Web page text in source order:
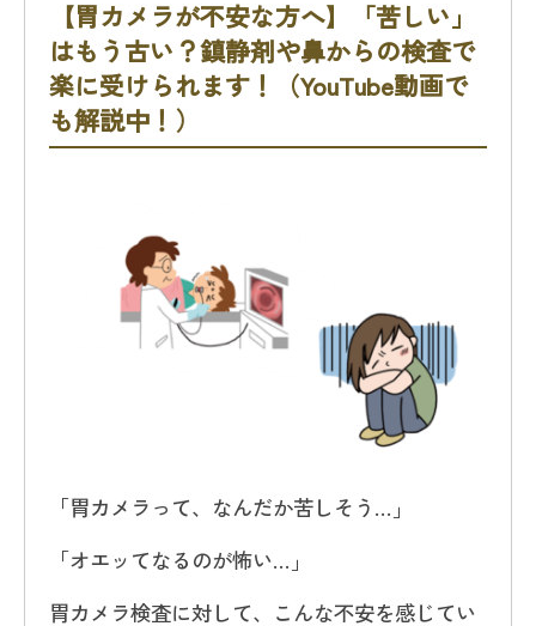
【胃カメラが不安な方へ】「苦しい」
はもう古い？鎮静剤や鼻からの検査で
楽に受けられます！（YouTube動画で
も解説中！）
「胃カメラって、なんだか苦しそう…」
「オエッてなるのが怖い…」
胃カメラ検査に対して、こんな不安を感じてい